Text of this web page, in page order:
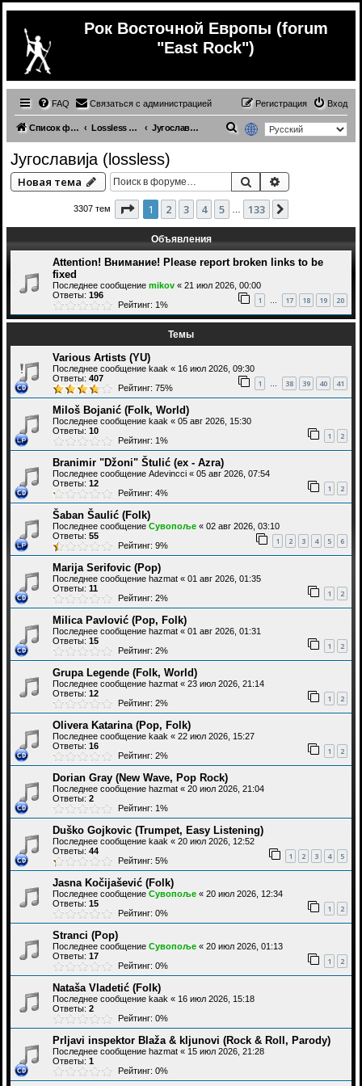
Рок Восточной Европы (forum
"East Rock")
FAQ Связаться с администрацией Вход
Регистрация
Список форумов Lossless (East Europe music) Југославија (lossless)
с
Југославија (lossless)
Новая тема Поиск
3307 тем Страница из 133
1 2 3 4 5 133
Объявления
Attention! Внимание! Please report broken links to be
fixed
Последнее сообщение mikov « 21 июл 2026, 00:00
Ответы: 196 1 … 17 18 19 20
Рейтинг: 1%
Темы
Various Artists (YU)
Последнее сообщение kaak « 16 июл 2026, 09:30
Ответы: 407 1 … 38 39 40 41
Рейтинг: 75%
Miloš Bojanić (Folk, World)
Последнее сообщение kaak « 05 авг 2026, 15:30
Ответы: 10 1 2
Рейтинг: 1%
Branimir "Džoni" Štulić (ex - Azra)
Последнее сообщение Adevincci « 05 авг 2026, 07:54
Ответы: 12 1 2
Рейтинг: 4%
Šaban Šaulić (Folk)
Последнее сообщение Сувопоље « 02 авг 2026, 03:10
Ответы: 55 1 2 3 4 5 6
Рейтинг: 9%
Marija Serifovic (Pop)
Последнее сообщение hazmat « 01 авг 2026, 01:35
Ответы: 11 1 2
Рейтинг: 2%
Milica Pavlović (Pop, Folk)
Последнее сообщение hazmat « 01 авг 2026, 01:31
Ответы: 15 1 2
Рейтинг: 2%
Grupa Legende (Folk, World)
Последнее сообщение hazmat « 23 июл 2026, 21:14
Ответы: 12 1 2
Рейтинг: 2%
Olivera Katarina (Pop, Folk)
Последнее сообщение kaak « 22 июл 2026, 15:27
Ответы: 16 1 2
Рейтинг: 2%
Dorian Gray (New Wave, Pop Rock)
Последнее сообщение hazmat « 20 июл 2026, 21:04
Ответы: 2
Рейтинг: 1%
Duško Gojkovic (Trumpet, Easy Listening)
Последнее сообщение kaak « 20 июл 2026, 12:52
Ответы: 44 1 2 3 4 5
Рейтинг: 5%
Jasna Kočijašević (Folk)
Последнее сообщение Сувопоље « 20 июл 2026, 12:34
Ответы: 15 1 2
Рейтинг: 0%
Stranci (Pop)
Последнее сообщение Сувопоље « 20 июл 2026, 01:13
Ответы: 17 1 2
Рейтинг: 0%
Nataša Vladetić (Folk)
Последнее сообщение kaak « 16 июл 2026, 15:18
Ответы: 2
Рейтинг: 0%
Prljavi inspektor Blaža & kljunovi (Rock & Roll, Parody)
Последнее сообщение hazmat « 15 июл 2026, 21:28
Ответы: 1
Рейтинг: 0%